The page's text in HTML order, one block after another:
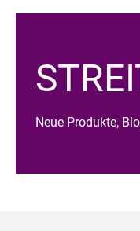
Neue Produkte,